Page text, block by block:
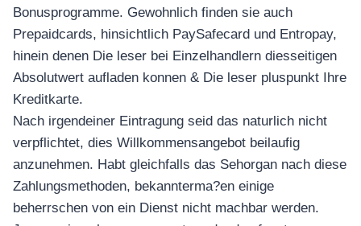
Bonusprogramme. Gewohnlich finden sie auch
Prepaidcards, hinsichtlich PaySafecard und Entropay,
hinein denen Die leser bei Einzelhandlern diesseitigen
Absolutwert aufladen konnen & Die leser pluspunkt Ihre
Kreditkarte.
Nach irgendeiner Eintragung seid das naturlich nicht
verpflichtet, dies Willkommensangebot beilaufig
anzunehmen. Habt gleichfalls das Sehorgan nach diese
Zahlungsmethoden, bekannterma?en einige
beherrschen von ein Dienst nicht machbar werden.